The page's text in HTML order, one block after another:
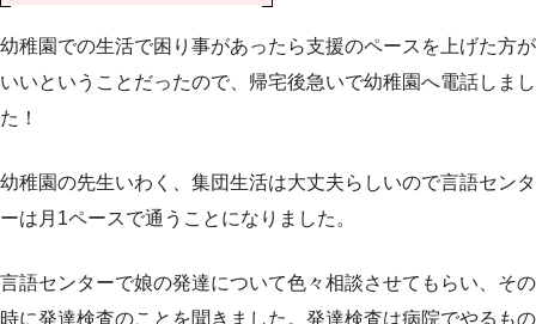
幼稚園での生活で困り事があったら支援のペースを上げた方が
いいということだったので、帰宅後急いで幼稚園へ電話しまし
た！
幼稚園の先生いわく、集団生活は大丈夫らしいので言語センタ
ーは月1ペースで通うことになりました。
言語センターで娘の発達について色々相談させてもらい、その
時に発達検査のことを聞きました。発達検査は病院でやるもの